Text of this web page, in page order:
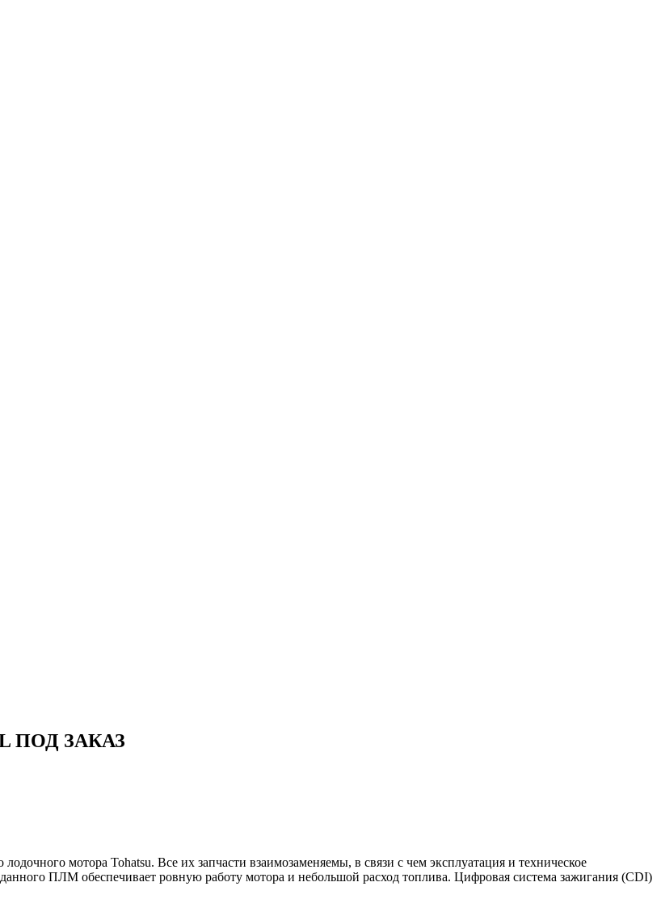
ПОД ЗАКАЗ
мотора Tohatsu. Все их запчасти взаимозаменяемы, в связи с чем эксплуатация и техническое
ПЛМ обеспечивает ровную работу мотора и небольшой расход топлива. Цифровая система зажигания (CDI)